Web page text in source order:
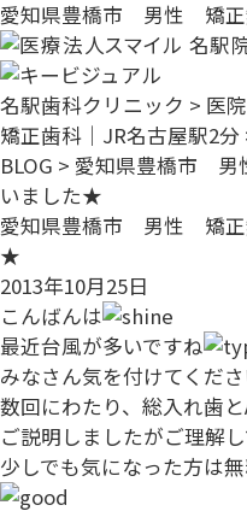
愛知県豊橋市 男性 矯正
名駅歯科クリニック > 医
矯正歯科｜JR名古屋駅2分
BLOG > 愛知県豊橋市 男
いました★
愛知県豊橋市 男性 矯正
★
2013年10月25日
こんばんは
最近台風が多いですね
みなさん気を付けてくだ
数回にわたり、総入れ歯
ご説明しましたがご理解
少しでも気になった方は